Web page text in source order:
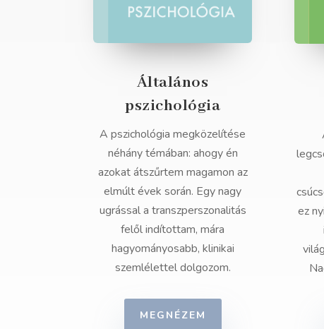
Általános
pszichológia
A pszichológia megközelítése
néhány témában: ahogy én
azokat átszűrtem magamon az
elmúlt évek során. Egy nagy
ugrással a transzperszonalitás
felől indítottam, mára
hagyományosabb, klinikai
szemlélettel dolgozom.
MEGNÉZEM
ez